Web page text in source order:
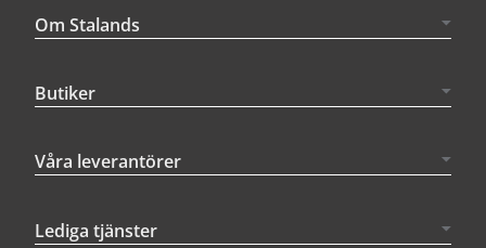
Om Stalands
Butiker
Våra leverantörer
Lediga tjänster